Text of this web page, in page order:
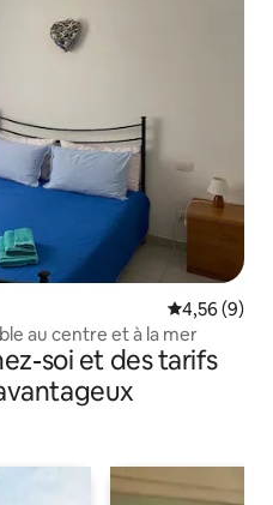
Évaluation
4,56 (9)
au centre et à la mer
soi et des tarifs